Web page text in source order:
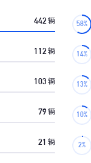
442 辆
112 辆
103 辆
79 辆
21 辆